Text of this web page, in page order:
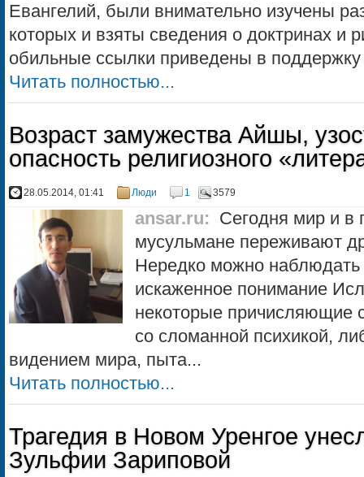
Евангелий, были внимательно изучены
которых и взяты сведения о доктринах и
обильные ссылки приведены в поддержку
Читать полностью...
Возраст замужества Айшы,
опасность религиозного
28.05.2014, 01:41 Люди 1 3579
ansar.ru:
Сегодня мир и в
мусульмане переживают
Нередко можно
искаженное понимание
некоторые причисляющие
со сломанной психикой,
видением мира, пыта...
Читать полностью...
Трагедия в Новом Уренгое
Зульфии Зариповой